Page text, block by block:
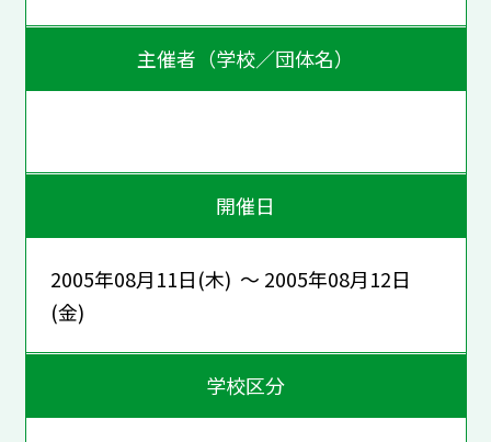
主催者（学校／団体名）
開催日
2005年08月11日(木) ～ 2005年08月12日
(金)
学校区分